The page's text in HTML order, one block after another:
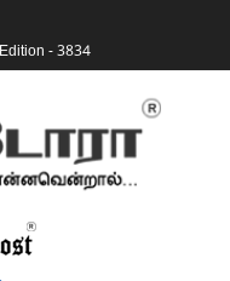
Edition - 3834